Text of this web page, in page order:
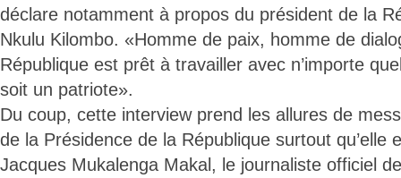
déclare notamment à propos du président de la
Nkulu Kilombo. «Homme de paix, homme de
République est prêt à travailler avec n’importe
soit un patriote».
Du coup, cette interview prend les allures de
de la Présidence de la République surtout qu’elle
Jacques Mukalenga Makal, le journaliste officiel